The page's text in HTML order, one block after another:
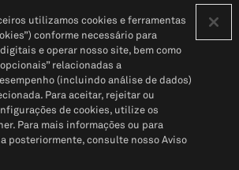
Portal de privacidade do cliente (em inglês)
Pessoais© 2026 S&P Global
utilizamos cookies e ferramentas
conforme necessário para
e operar nosso site, bem como
relacionadas a
(incluindo análise de dados)
Para aceitar, rejeitar ou
de cookies, utilize os
Para mais informações ou para
posteriormente, consulte nosso Aviso